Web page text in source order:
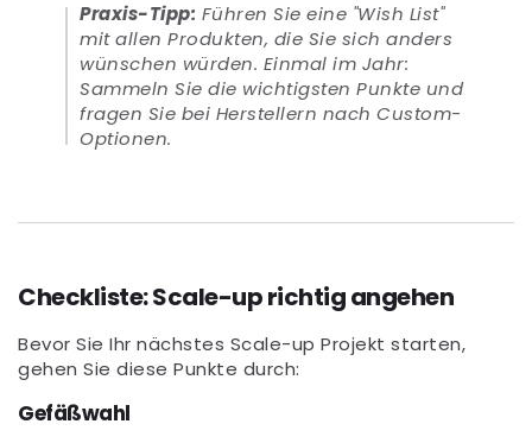
Praxis-Tipp: Führen Sie eine "Wish List"
mit allen Produkten, die Sie sich anders
wünschen würden. Einmal im Jahr:
Sammeln Sie die wichtigsten Punkte und
fragen Sie bei Herstellern nach Custom-
Optionen.
Checkliste: Scale-up richtig angehen
Bevor Sie Ihr nächstes Scale-up Projekt starten,
gehen Sie diese Punkte durch:
Gefäßwahl